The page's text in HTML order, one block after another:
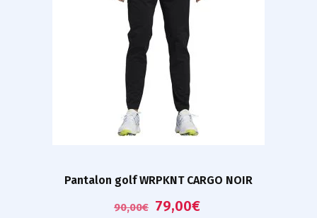
Pantalon golf WRPKNT CARGO NOIR
90,00€ 79,00€